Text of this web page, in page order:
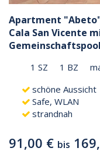
Apartment
Cala San Vicente
Gemeinschaftspool
1 SZ 1 BZ
schöne Aussicht
Safe, WLAN
strandnah
91,00 € bis